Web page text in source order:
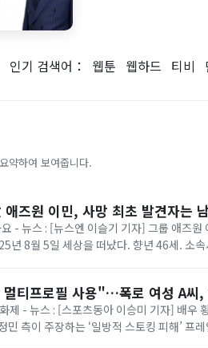
인기 검색어： 웹툰 웹하드 티비
약하여 보여줍니다.
즈원 이민, 사망 최초 발견자는
- 뉴스 : [뉴스엔 이슬기 기자] 그룹 애즈
년 8월 5일 세상을 떠났다. 향년 46세. 소
멀티프로필 사용"…폭로 여성 A
제 - 뉴스 : [스포츠동아 이승미 기자] 배우
민 측이 주장하는 ‘일방적 스토킹 피해’ 프